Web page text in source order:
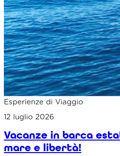
Esperienze di Viaggio
12 luglio 2026
Vacanze in barca
mare e libertà!